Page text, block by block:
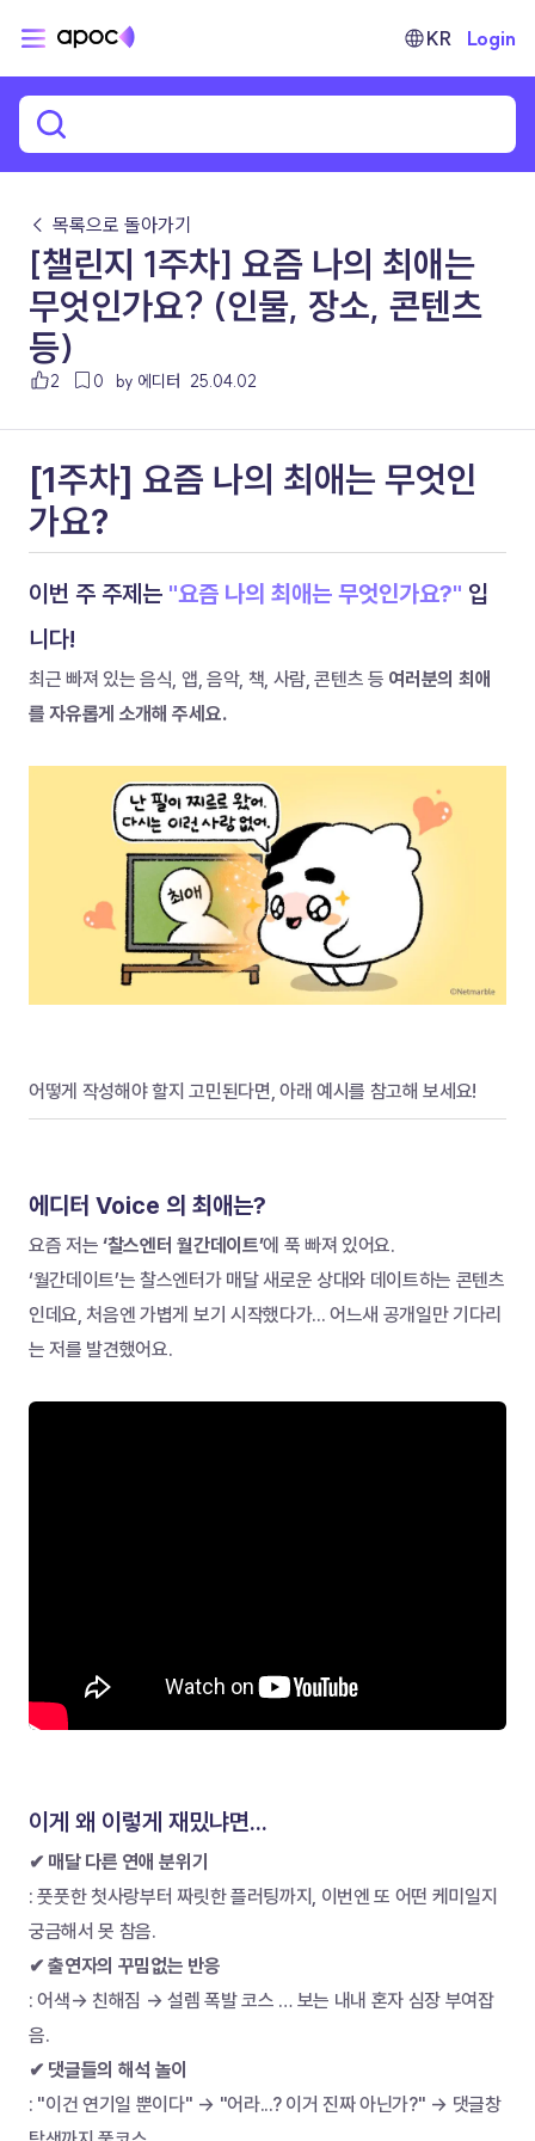
KR Login
← 목록으로 돌아가기
[챌린지 1주차] 요즘 나의 최애는
무엇인가요? (인물, 장소, 콘텐츠
등)
2 0 by 에디터 25.04.02
[1주차] 요즘 나의 최애는 무엇인
가요?
이번 주 주제는 "요즘 나의 최애는 무엇인가요?" 입
니다!
최근 빠져 있는 음식, 앱, 음악, 책, 사람, 콘텐츠 등 여러분의 최애
를 자유롭게 소개해 주세요.
어떻게 작성해야 할지 고민된다면, 아래 예시를 참고해 보세요!
에디터 Voice 의 최애는?
요즘 저는 ‘찰스엔터 월간데이트’에 푹 빠져 있어요.
‘월간데이트’는 찰스엔터가 매달 새로운 상대와 데이트하는 콘텐츠
인데요, 처음엔 가볍게 보기 시작했다가... 어느새 공개일만 기다리
는 저를 발견했어요.
이게 왜 이렇게 재밌냐면...
✔ 매달 다른 연애 분위기
: 풋풋한 첫사랑부터 짜릿한 플러팅까지, 이번엔 또 어떤 케미일지
궁금해서 못 참음.
✔ 출연자의 꾸밈없는 반응
: 어색→ 친해짐 → 설렘 폭발 코스 … 보는 내내 혼자 심장 부여잡
음.
✔ 댓글들의 해석 놀이
: "이건 연기일 뿐이다" → "어라...? 이거 진짜 아닌가?" → 댓글창